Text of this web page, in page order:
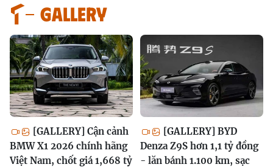
GALLERY
[GALLERY] Cận cảnh
BMW X1 2026 chính hãng
Việt Nam, chốt giá 1,668 tỷ
[GALLERY] BYD
Denza Z9S hơn 1,1 tỷ đồng
- lăn bánh 1.100 km, sạc